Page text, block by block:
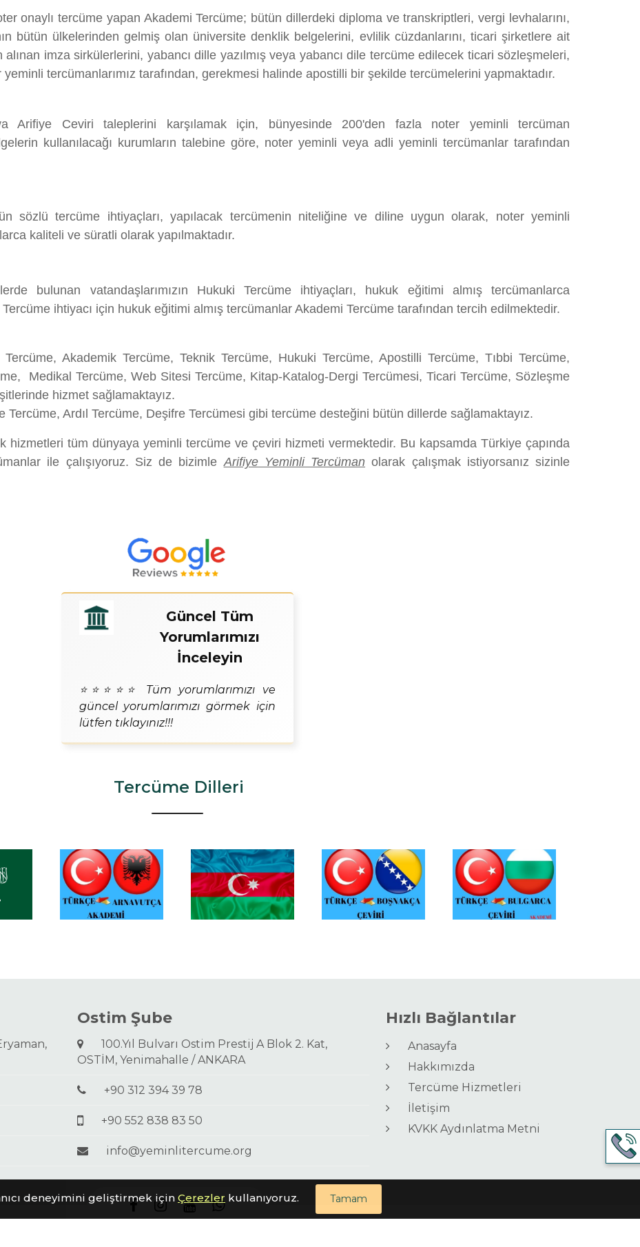
onaylı tercüme yapan Akademi Tercüme; bütün dillerdeki diploma ve transkriptleri, vergi levhalarını,
bütün ülkelerinden gelmiş olan üniversite denklik belgelerini, evlilik cüzdanlarını, ticari şirketlere ait
imza sirkülerlerini, yabancı dille yazılmış veya yabancı dile tercüme edilecek ticari sözleşmeleri,
tercümanlarımız tarafından, gerekmesi halinde apostilli bir şekilde tercümelerini yapmaktadır.
Arifiye Ceviri taleplerini karşılamak için, bünyesinde 200'den fazla noter yeminli tercüman
kullanılacağı kurumların talebine göre, noter yeminli veya adli yeminli tercümanlar tarafından
sözlü tercüme ihtiyaçları, yapılacak tercümenin niteliğine ve diline uygun olarak, noter yeminli
kaliteli ve süratli olarak yapılmaktadır.
bulunan vatandaşlarımızın Hukuki Tercüme ihtiyaçları, hukuk eğitimi almış tercümanlarca
ihtiyacı için hukuk eğitimi almış tercümanlar Akademi Tercüme tarafından tercih edilmektedir.
Tercüme, Akademik Tercüme, Teknik Tercüme, Hukuki Tercüme, Apostilli Tercüme, Tıbbi Tercüme,
Medikal Tercüme, Web Sitesi Tercüme, Kitap-Katalog-Dergi Tercümesi, Ticari Tercüme, Sözleşme
hizmet sağlamaktayız.
Tercüme, Ardıl Tercüme, Deşifre Tercümesi gibi tercüme desteğini bütün dillerde sağlamaktayız.
hizmetleri tüm dünyaya yeminli tercüme ve çeviri hizmeti vermektedir. Bu kapsamda Türkiye çapında
ile çalışıyoruz. Siz de bizimle Arifiye Yeminli Tercüman olarak çalışmak istiyorsanız sizinle
Güncel Tüm
Yorumlarımızı
İnceleyin
⭐⭐⭐⭐⭐ Tüm yorumlarımızı ve
güncel yorumlarımızı görmek için
lütfen tıklayınız!!!
Tercüme Dilleri
Ostim Şube
100.Yıl Bulvarı Ostim Prestij A Blok 2. Kat,
OSTİM, Yenimahalle / ANKARA
+90 312 394 39 78
+90 552 838 83 50
info@yeminlitercume.org
Hızlı Bağlantılar
Anasayfa
Hakkımızda
Tercüme Hizmetleri
İletişim
KVKK Aydınlatma Metni
deneyimini geliştirmek için Çerezler kullanıyoruz. Tamam